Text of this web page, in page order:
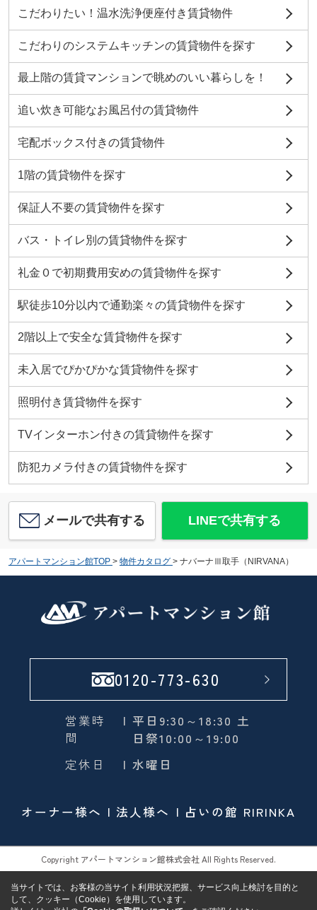
こだわりたい！温水洗浄便座付き賃貸物件
こだわりのシステムキッチンの賃貸物件を探す
最上階の賃貸マンションで眺めのいい暮らしを！
追い炊き可能なお風呂付の賃貸物件
宅配ボックス付きの賃貸物件
1階の賃貸物件を探す
保証人不要の賃貸物件を探す
バス・トイレ別の賃貸物件を探す
礼金０で初期費用安めの賃貸物件を探す
駅徒歩10分以内で通勤楽々の賃貸物件を探す
2階以上で安全な賃貸物件を探す
未入居でぴかぴかな賃貸物件を探す
照明付き賃貸物件を探す
TVインターホン付きの賃貸物件を探す
防犯カメラ付きの賃貸物件を探す
メールで共有する LINEで共有する
アパートマンション館TOP > 物件カタログ > ナバーナⅢ取手（NIRVANA）
0120-773-630
営業時
間
| 平日9:30～18:30 土
日祭10:00～19:00
定休日
| 水曜日
オーナー様へ 法人様へ 占いの館 RIRINKA
Copyright アパートマンション館株式会社 All Rights Reserved.
当サイトでは、お客様の当サイト利用状況把握、サービス向上検討を目的と
して、クッキー（Cookie）を使用しています。